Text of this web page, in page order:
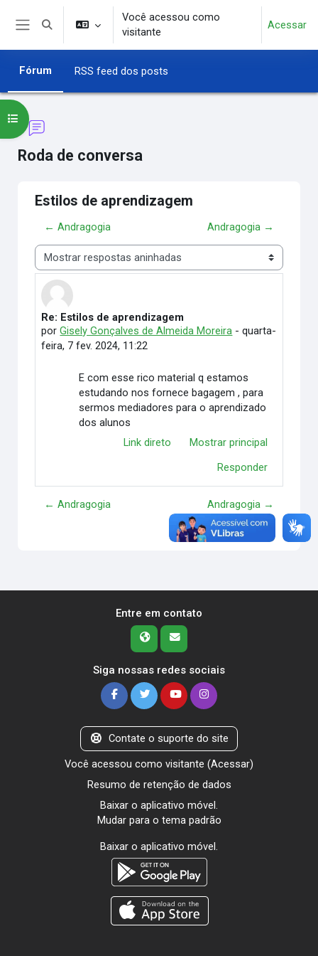
Ir para o conteúdo principal
Alternar entrada de pesquisa
Você acessou como
visitante
Acessar
Fórum RSS feed dos posts
Roda de conversa
Abrir índice do curso
Estilos de aprendizagem
← Andragogia Andragogia →
Modo de visualização
Re: Estilos de aprendizagem
porGisely Gonçalves de Almeida Moreira -quarta-
feira, 7 fev. 2024, 11:22
Número de respostas: 0
E com esse rico material q estamos
estudando nos fornece bagagem , para
sermos mediadores para o aprendizado
dos alunos
Link direto
Mostrar principal
Responder
← Andragogia Andragogia →
Entre em contato
Siga nossas redes sociais
Contate o suporte do site
Você acessou como visitante (Acessar)
Resumo de retenção de dados
Baixar o aplicativo móvel.
Mudar para o tema padrão
Baixar o aplicativo móvel.